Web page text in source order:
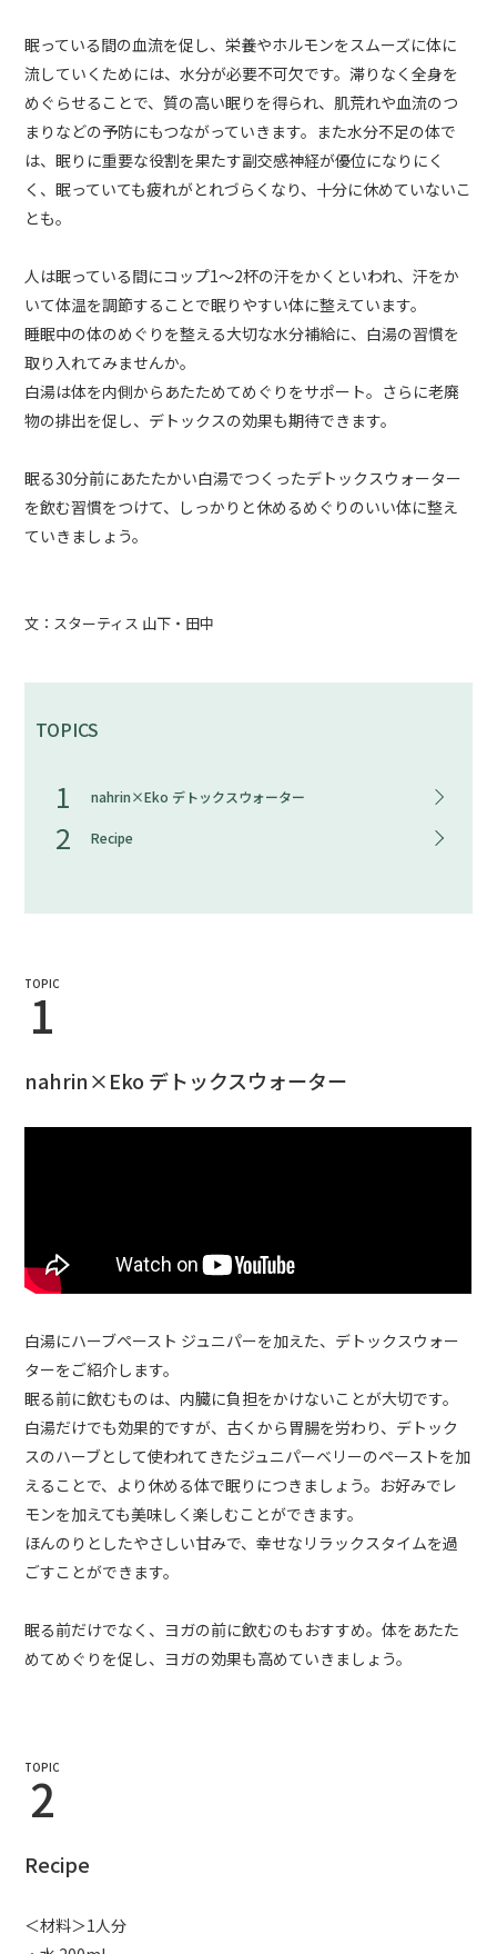
眠っている間の血流を促し、栄養やホルモンをスムーズに体に
流していくためには、水分が必要不可欠です。滞りなく全身を
めぐらせることで、質の高い眠りを得られ、肌荒れや血流のつ
まりなどの予防にもつながっていきます。また水分不足の体で
は、眠りに重要な役割を果たす副交感神経が優位になりにく
く、眠っていても疲れがとれづらくなり、十分に休めていないこ
とも。
人は眠っている間にコップ1～2杯の汗をかくといわれ、汗をか
いて体温を調節することで眠りやすい体に整えています。
睡眠中の体のめぐりを整える大切な水分補給に、白湯の習慣を
取り入れてみませんか。
白湯は体を内側からあたためてめぐりをサポート。さらに老廃
物の排出を促し、デトックスの効果も期待できます。
眠る30分前にあたたかい白湯でつくったデトックスウォーター
を飲む習慣をつけて、しっかりと休めるめぐりのいい体に整え
ていきましょう。
文：スターティス 山下・田中
TOPICS
1 nahrin×Eko デトックスウォーター
2 Recipe
TOPIC
1
nahrin×Eko デトックスウォーター
白湯にハーブペースト ジュニパーを加えた、デトックスウォー
ターをご紹介します。
眠る前に飲むものは、内臓に負担をかけないことが大切です。
白湯だけでも効果的ですが、古くから胃腸を労わり、デトック
スのハーブとして使われてきたジュニパーベリーのペーストを加
えることで、より休める体で眠りにつきましょう。お好みでレ
モンを加えても美味しく楽しむことができます。
ほんのりとしたやさしい甘みで、幸せなリラックスタイムを過
ごすことができます。
眠る前だけでなく、ヨガの前に飲むのもおすすめ。体をあたた
めてめぐりを促し、ヨガの効果も高めていきましょう。
TOPIC
2
Recipe
＜材料＞1人分